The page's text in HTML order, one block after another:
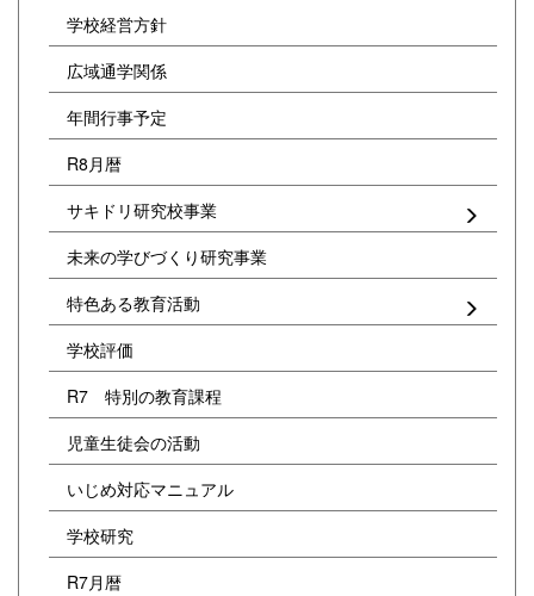
学校経営方針
広域通学関係
年間行事予定
R8月暦
サキドリ研究校事業
未来の学びづくり研究事業
特色ある教育活動
学校評価
R7 特別の教育課程
児童生徒会の活動
いじめ対応マニュアル
学校研究
R7月暦